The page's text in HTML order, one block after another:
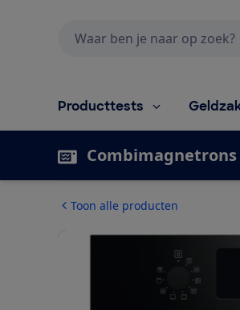
Producttests
Toon alle producten